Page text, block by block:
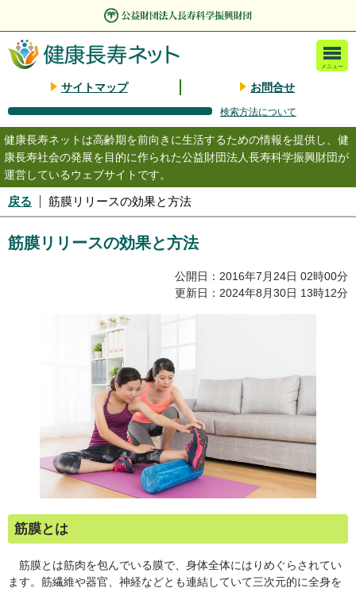
サイトマップ お問合せ
メニュー
検索方法について
健康長寿ネットは高齢期を前向きに生活するための情報を提供し、健
康長寿社会の発展を目的に作られた公益財団法人長寿科学振興財団が
運営しているウェブサイトです。
戻る 筋膜リリースの効果と方法
筋膜リリースの効果と方法
公開日：2016年7月24日 02時00分
更新日：2024年8月30日 13時12分
筋膜とは
筋膜とは筋肉を包んでいる膜で、身体全体にはりめぐらされてい
ます。筋繊維や器官、神経などとも連結していて三次元的に全身を